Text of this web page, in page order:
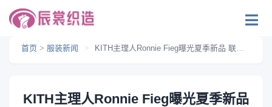
首页 > 服装新闻 > KITH主理人Ronnie Fieg曝光夏季新品 联名潮鞋与Monogram包袋抢先看
KITH主理人Ronnie Fieg曝光夏季新品